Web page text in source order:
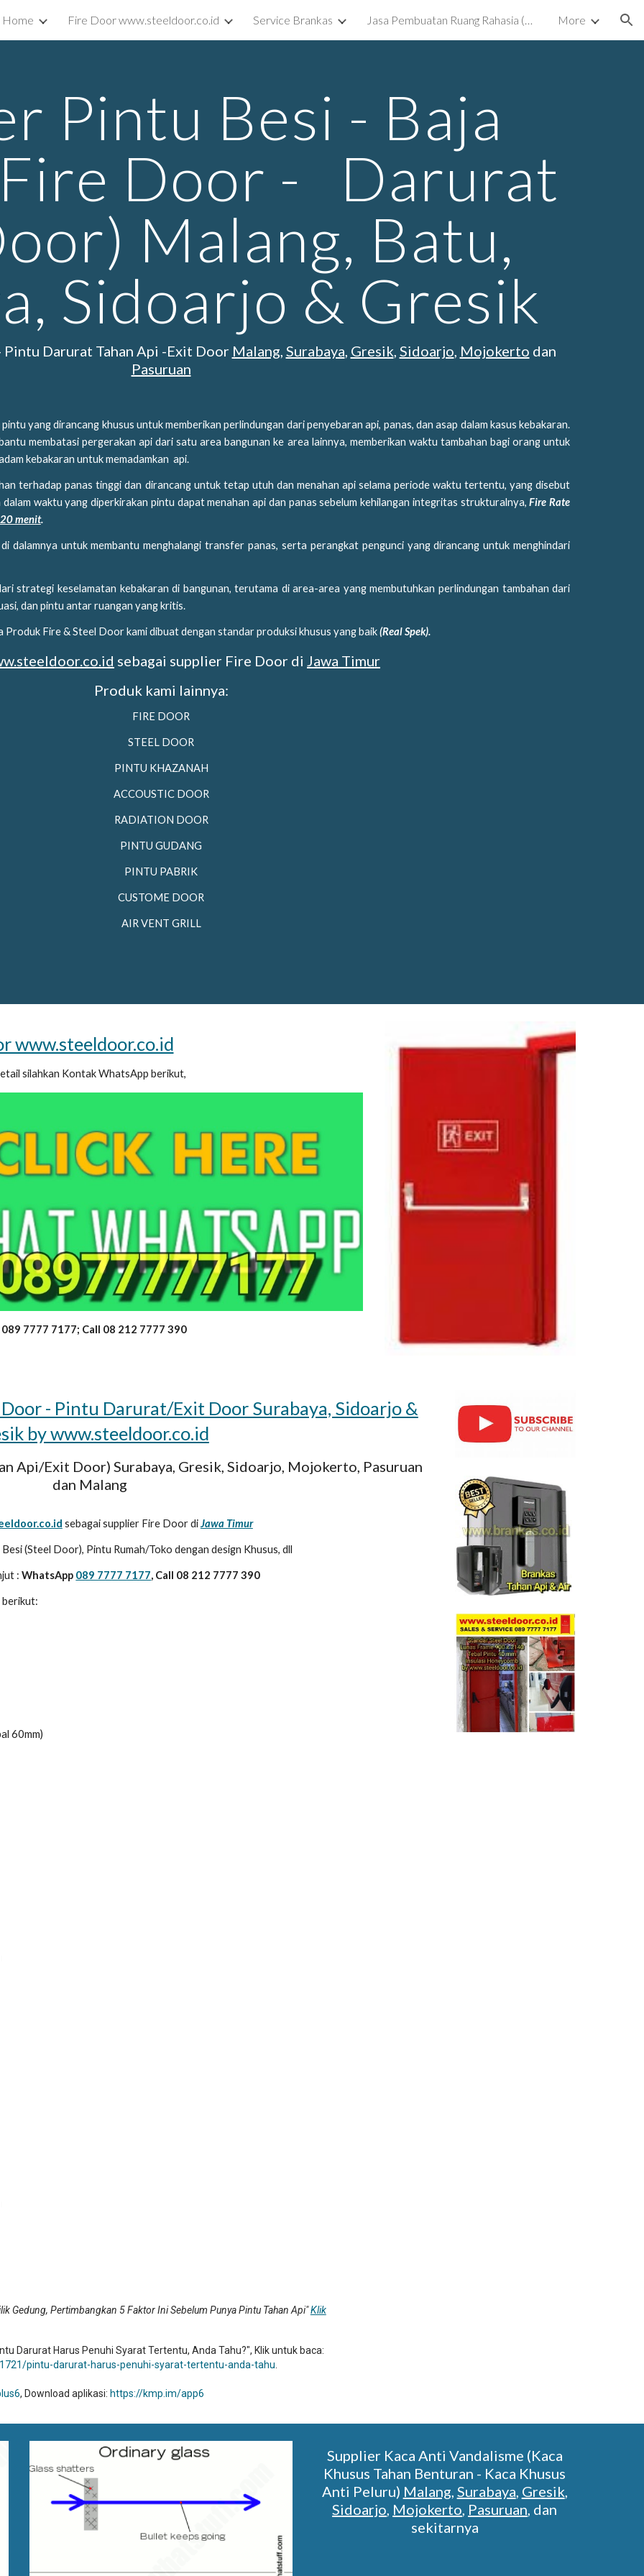
to main content Skip to navigation
Home Fire Door www.steeldoor.co.id Service Brankas Jasa Pembuatan Ruang Rahasia (Ruang Tersembunyi) Surabaya More
Pintu Besi - Baja
Door - Darurat
Malang, Batu,
Sidoarjo & Gresik
Darurat Tahan Api -Exit Door Malang, Surabaya, Gresik, Sidoarjo, Mojokerto dan
Pasuruan
yang dirancang khusus untuk memberikan perlindungan dari penyebaran api, panas, dan asap dalam kasus kebakaran.
membatasi pergerakan api dari satu area bangunan ke area lainnya, memberikan waktu tambahan bagi orang untuk
kebakaran untuk memadamkan api.
terhadap panas tinggi dan dirancang untuk tetap utuh dan menahan api selama periode waktu tertentu, yang disebut
waktu yang diperkirakan pintu dapat menahan api dan panas sebelum kehilangan integritas strukturalnya,Fire Rate
menit.
dalamnya untuk membantu menghalangi transfer panas, serta perangkat pengunci yang dirancang untuk menghindari
strategi keselamatan kebakaran di bangunan, terutama di area-area yang membutuhkan perlindungan tambahan dari
dan pintu antar ruangan yang kritis.
Produk Fire & Steel Door kami dibuat dengan standar produksi khusus yang baik(Real Spek).
sebagai supplier Fire Door di Jawa Timur
Produk kami lainnya:
FIRE DOOR
STEEL DOOR
PINTU KHAZANAH
ACCOUSTIC DOOR
RADIATION DOOR
PINTU GUDANG
PINTU PABRIK
CUSTOME DOOR
AIR VENT GRILL
www.steeldoor.co.id
silahkan Kontak WhatsApp berikut,
7777 7177; Call 08 212 7777 390
- Pintu Darurat/Exit Door Surabaya, Sidoarjo &
by www.steeldoor.co.id
Api/Exit Door) Surabaya, Gresik, Sidoarjo, Mojokerto, Pasuruan
dan Malang
sebagai supplier Fire Door diJawa Timur
(Steel Door), Pintu Rumah/Toko dengan design Khusus, dll
:WhatsApp 089 7777 7177, Call 08 212 7777 390
berikut:
60mm)
Gedung, Pertimbangkan 5 Faktor Ini Sebelum Punya Pintu Tahan Api"Klik
Darurat Harus Penuhi Syarat Tertentu, Anda Tahu?", Klik untuk baca:
pintu-darurat-harus-penuhi-syarat-tertentu-anda-tahu
, Download aplikasi: https://kmp.im/app6
Supplier Kaca Anti Vandalisme (Kaca
Khusus Tahan Benturan - Kaca Khusus
Anti Peluru) Malang, Surabaya, Gresik,
Sidoarjo, Mojokerto, Pasuruan, dan
sekitarnya